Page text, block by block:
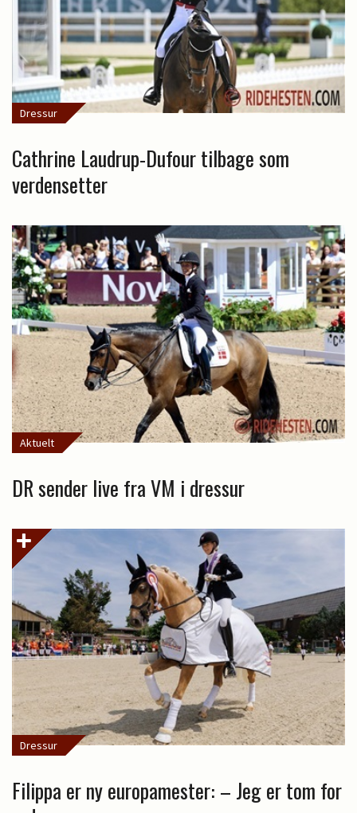
Dressur
Cathrine Laudrup-Dufour tilbage som
verdensetter
Aktuelt
DR sender live fra VM i dressur
Dressur
Filippa er ny europamester: – Jeg er tom for